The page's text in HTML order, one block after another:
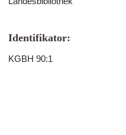
Identifikator:
KGBH 90:1